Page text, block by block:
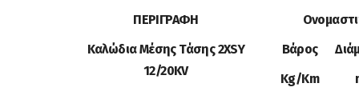
ΠΕΡΙΓΡΑΦΗ
Καλώδια Μέσης Τάσης 2XSY
12/20KV
Βάρος
Kg/Km